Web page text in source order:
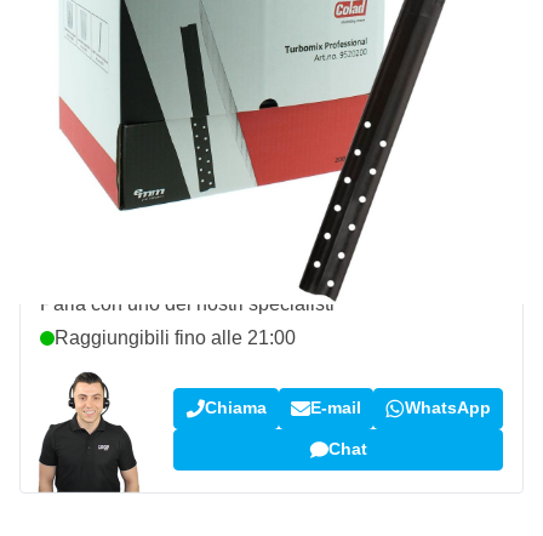
Quantità
Aggiungi al Carrello
Ordina entro le 23:59, spedito oggi
Spedizione gratuita
da 150,- €
100 giorni
per resi & cambi
Recensioni dei clienti:
(7.072 recensioni)
Domanda su questo prodotto?
Parla con uno dei nostri specialisti
Raggiungibili fino alle 21:00
Chiama E-mail WhatsApp
Chat